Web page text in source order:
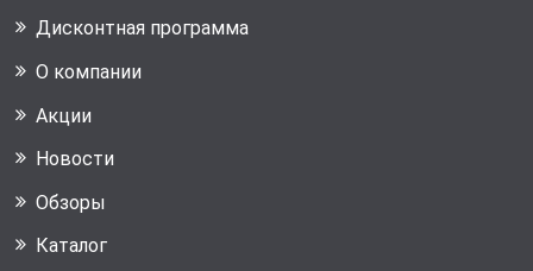
Дисконтная программа
О компании
Акции
Новости
Обзоры
Каталог